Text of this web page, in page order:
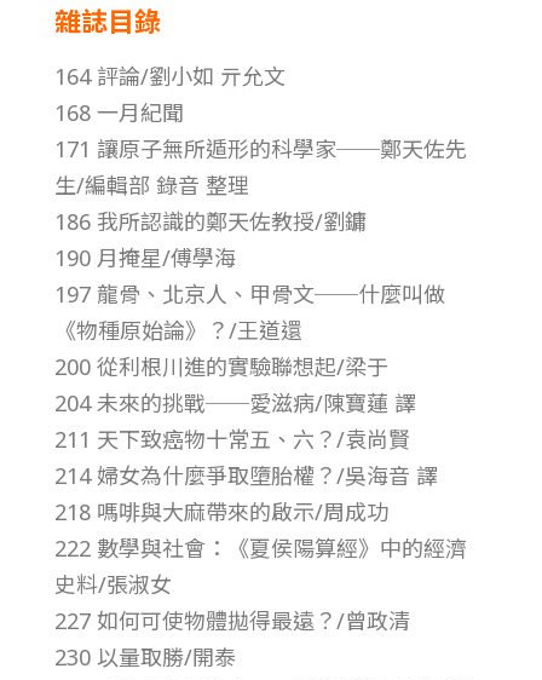
9
3
年
第
2
4
卷
第
3
期
雜誌目錄
164 評論/劉小如 亓允文
168 一月紀聞
171 讓原子無所遁形的科學家──鄭天佐先
生/編輯部 錄音 整理
186 我所認識的鄭天佐教授/劉鏞
190 月掩星/傅學海
197 龍骨、北京人、甲骨文──什麼叫做
《物種原始論》？/王道還
200 從利根川進的實驗聯想起/梁于
204 未來的挑戰──愛滋病/陳寶蓮 譯
211 天下致癌物十常五、六？/袁尚賢
214 婦女為什麼爭取墮胎權？/吳海音 譯
218 嗎啡與大麻帶來的啟示/周成功
222 數學與社會：《夏侯陽算經》中的經濟
史料/張淑女
227 如何可使物體拋得最遠？/曾政清
230 以量取勝/開泰